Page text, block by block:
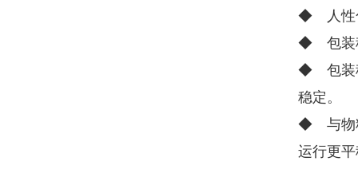
◆ 人性
◆ 包装
◆ 包装
稳定。
◆ 与物
运行更